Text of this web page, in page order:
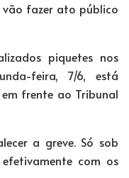
vão fazer ato público
piquetes nos
feira, 7/6, está
frente ao Tribunal
a greve. Só sob
com os